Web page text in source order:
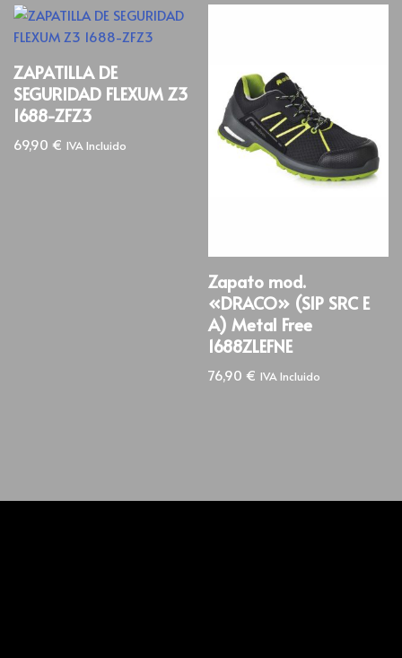
ZAPATILLA DE
SEGURIDAD FLEXUM Z3
1688-ZFZ3
69,90 € IVA Incluido
Zapato mod.
«DRACO» (S1P SRC E
A) Metal Free
1688ZLEFNE
76,90€ IVA Incluido